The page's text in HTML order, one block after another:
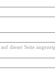
auf dieser Seite